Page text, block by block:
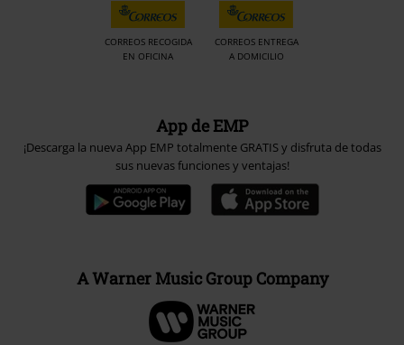
CORREOS RECOGIDA
EN OFICINA
CORREOS ENTREGA
A DOMICILIO
App de EMP
¡Descarga la nueva App EMP totalmente GRATIS y disfruta de todas
sus nuevas funciones y ventajas!
A Warner Music Group Company